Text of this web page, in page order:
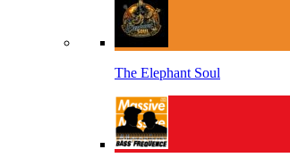
The Elephant Soul